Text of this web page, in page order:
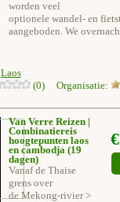
worden veel
optionele wandel- en
aangeboden. We
Laos
(0) Organisatie:
Van Verre Reizen |
Combinatiereis
hoogtepunten laos
en cambodja (19
dagen)
Vanaf de Thaise
grens over
de Mekong-rivier >